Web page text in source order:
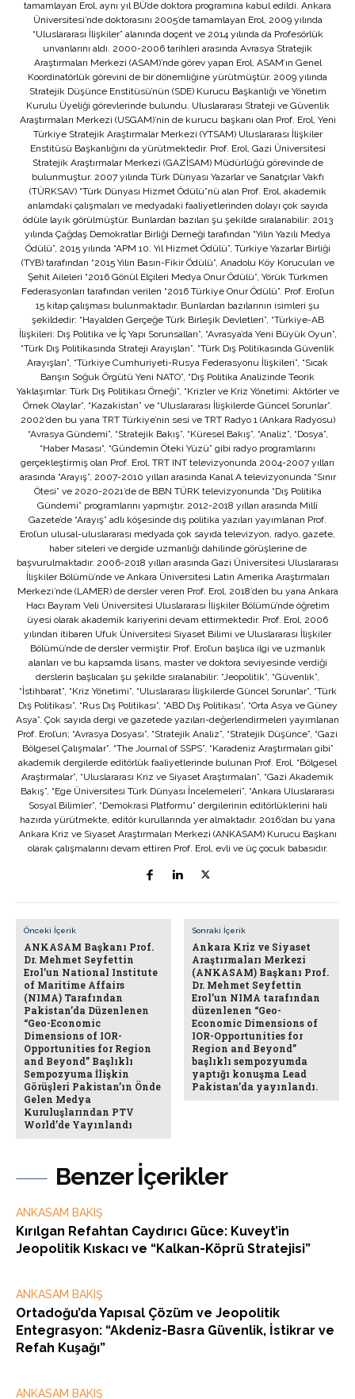
Benzer İçerikler
ANKASAM BAKIŞ
Kırılgan Refahtan Caydırıcı Güce: Kuveyt’in
Jeopolitik Kıskacı ve “Kalkan-Köprü Stratejisi”
ANKASAM BAKIŞ
Ortadoğu’da Yapısal Çözüm ve Jeopolitik
Entegrasyon: “Akdeniz-Basra Güvenlik, İstikrar ve
Refah Kuşağı”
ANKASAM BAKIŞ
tamamlayan Erol, aynı yıl BÜ’de doktora programına kabul edildi. Ankara
Üniversitesi’nde doktorasını 2005’de tamamlayan Erol, 2009 yılında
“Uluslararası İlişkiler” alanında doçent ve 2014 yılında da Profesörlük
unvanlarını aldı. 2000-2006 tarihleri arasında Avrasya Stratejik
Araştırmaları Merkezi (ASAM)’nde görev yapan Erol, ASAM’ın Genel
Koordinatörlük görevini de bir dönemliğine yürütmüştür. 2009 yılında
Stratejik Düşünce Enstitüsü’nün (SDE) Kurucu Başkanlığı ve Yönetim
Kurulu Üyeliği görevlerinde bulundu. Uluslararası Strateji ve Güvenlik
Araştırmaları Merkezi (USGAM)’nin de kurucu başkanı olan Prof. Erol, Yeni
Türkiye Stratejik Araştırmalar Merkezi (YTSAM) Uluslararası İlişkiler
Enstitüsü Başkanlığını da yürütmektedir. Prof. Erol, Gazi Üniversitesi
Stratejik Araştırmalar Merkezi (GAZİSAM) Müdürlüğü görevinde de
bulunmuştur. 2007 yılında Türk Dünyası Yazarlar ve Sanatçılar Vakfı
(TÜRKSAV) “Türk Dünyası Hizmet Ödülü”nü alan Prof. Erol, akademik
anlamdaki çalışmaları ve medyadaki faaliyetlerinden dolayı çok sayıda
ödüle layık görülmüştür. Bunlardan bazıları şu şekilde sıralanabilir: 2013
yılında Çağdaş Demokratlar Birliği Derneği tarafından “Yılın Yazılı Medya
Ödülü”, 2015 yılında “APM 10. Yıl Hizmet Ödülü”, Türkiye Yazarlar Birliği
(TYB) tarafından “2015 Yılın Basın-Fikir Ödülü”, Anadolu Köy Korucuları ve
Şehit Aileleri “2016 Gönül Elçileri Medya Onur Ödülü”, Yörük Türkmen
Federasyonları tarafından verilen “2016 Türkiye Onur Ödülü”. Prof. Erol’un
15 kitap çalışması bulunmaktadır. Bunlardan bazılarının isimleri şu
şekildedir: “Hayalden Gerçeğe Türk Birleşik Devletleri”, “Türkiye-AB
İlişkileri: Dış Politika ve İç Yapı Sorunsalları”, “Avrasya’da Yeni Büyük Oyun”,
“Türk Dış Politikasında Strateji Arayışları”, “Türk Dış Politikasında Güvenlik
Arayışları”, “Türkiye Cumhuriyeti-Rusya Federasyonu İlişkileri”, “Sıcak
Barışın Soğuk Örgütü Yeni NATO”, “Dış Politika Analizinde Teorik
Yaklaşımlar: Türk Dış Politikası Örneği”, “Krizler ve Kriz Yönetimi: Aktörler ve
Örnek Olaylar”, “Kazakistan” ve “Uluslararası İlişkilerde Güncel Sorunlar”.
2002’den bu yana TRT Türkiye’nin sesi ve TRT Radyo 1 (Ankara Radyosu)
“Avrasya Gündemi”, “Stratejik Bakış”, “Küresel Bakış”, “Analiz”, “Dosya”,
“Haber Masası”, “Gündemin Öteki Yüzü” gibi radyo programlarını
gerçekleştirmiş olan Prof. Erol, TRT INT televizyonunda 2004-2007 yılları
arasında “Arayış”, 2007-2010 yılları arasında Kanal A televizyonunda “Sınır
Ötesi” ve 2020-2021’de de BBN TÜRK televizyonunda “Dış Politika
Gündemi” programlarını yapmıştır. 2012-2018 yılları arasında Millî
Gazete’de “Arayış” adlı köşesinde dış politika yazıları yayımlanan Prof.
Erol’un ulusal-uluslararası medyada çok sayıda televizyon, radyo, gazete,
haber siteleri ve dergide uzmanlığı dahilinde görüşlerine de
başvurulmaktadır. 2006-2018 yılları arasında Gazi Üniversitesi Uluslararası
İlişkiler Bölümü’nde ve Ankara Üniversitesi Latin Amerika Araştırmaları
Merkezi’nde (LAMER) de dersler veren Prof. Erol, 2018’den bu yana Ankara
Hacı Bayram Veli Üniversitesi Uluslararası İlişkiler Bölümü’nde öğretim
üyesi olarak akademik kariyerini devam ettirmektedir. Prof. Erol, 2006
yılından itibaren Ufuk Üniversitesi Siyaset Bilimi ve Uluslararası İlişkiler
Bölümü’nde de dersler vermiştir. Prof. Erol’un başlıca ilgi ve uzmanlık
alanları ve bu kapsamda lisans, master ve doktora seviyesinde verdiği
derslerin başlıcaları şu şekilde sıralanabilir: “Jeopolitik”, “Güvenlik”,
“İstihbarat”, “Kriz Yönetimi”, “Uluslararası İlişkilerde Güncel Sorunlar”, “Türk
Dış Politikası”, “Rus Dış Politikası”, “ABD Dış Politikası”, “Orta Asya ve Güney
Asya”. Çok sayıda dergi ve gazetede yazıları-değerlendirmeleri yayımlanan
Prof. Erol’un; “Avrasya Dosyası”, “Stratejik Analiz”, “Stratejik Düşünce”, “Gazi
Bölgesel Çalışmalar”, “The Journal of SSPS”, “Karadeniz Araştırmaları gibi”
akademik dergilerde editörlük faaliyetlerinde bulunan Prof. Erol, “Bölgesel
Araştırmalar”, “Uluslararası Kriz ve Siyaset Araştırmaları”, “Gazi Akademik
Bakış”, “Ege Üniversitesi Türk Dünyası İncelemeleri”, “Ankara Uluslararası
Sosyal Bilimler”, “Demokrasi Platformu” dergilerinin editörlüklerini hali
hazırda yürütmekte, editör kurullarında yer almaktadır. 2016’dan bu yana
Ankara Kriz ve Siyaset Araştırmaları Merkezi (ANKASAM) Kurucu Başkanı
olarak çalışmalarını devam ettiren Prof. Erol, evli ve üç çocuk babasıdır.
Önceki İçerik
ANKASAM Başkanı Prof.
Dr. Mehmet Seyfettin
Erol’un National Institute
of Maritime Affairs
(NIMA) Tarafından
Pakistan’da Düzenlenen
“Geo-Economic
Dimensions of IOR-
Opportunities for Region
and Beyond” Başlıklı
Sempozyuma İlişkin
Görüşleri Pakistan’ın Önde
Gelen Medya
Kuruluşlarından PTV
World’de Yayınlandı
Sonraki İçerik
Ankara Kriz ve Siyaset
Araştırmaları Merkezi
(ANKASAM) Başkanı Prof.
Dr. Mehmet Seyfettin
Erol’un NIMA tarafından
düzenlenen “Geo-
Economic Dimensions of
IOR-Opportunities for
Region and Beyond”
başlıklı sempozyumda
yaptığı konuşma Lead
Pakistan’da yayınlandı.